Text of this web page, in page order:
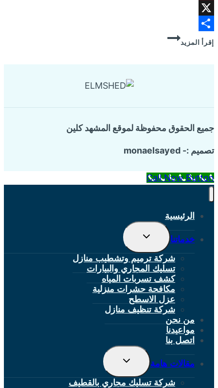
Pinterest
X
Share
إقرأ المزيد
شركة
مكافحة
جميع الحقوق محفوظة لموقع المشهد كلين
تصميم :- monaelsayed
Call Now Button
الرئيسية
خدماتنا
تبديل
القائمة
شركة ترميم وتشطيب منازل
تسليك المجاري والبيارات
كشف تسربات المياه
مكافحة حشرات منزلية
عزل الاسطح
شركة تنظيف منازل
من نحن
مواعيدنا
اتصل بنا
مقالات هامة
تبديل
القائمة
شركة تسليك مجاري بالقطيف